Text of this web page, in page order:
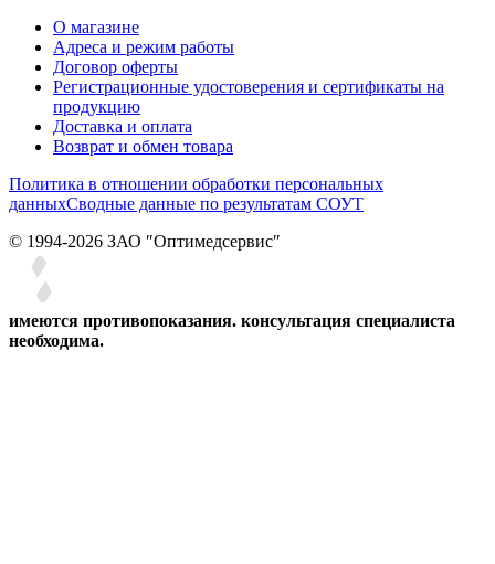
О магазине
Адреса и режим работы
Договор оферты
Регистрационные удостоверения и сертификаты на
продукцию
Доставка и оплата
Возврат и обмен товара
Политика в отношении обработки персональных
данныхСводные данные по результатам СОУТ
© 1994-2026 ЗАО ″Оптимедсервис″
имеются противопоказания. консультация специалиста
необходима.